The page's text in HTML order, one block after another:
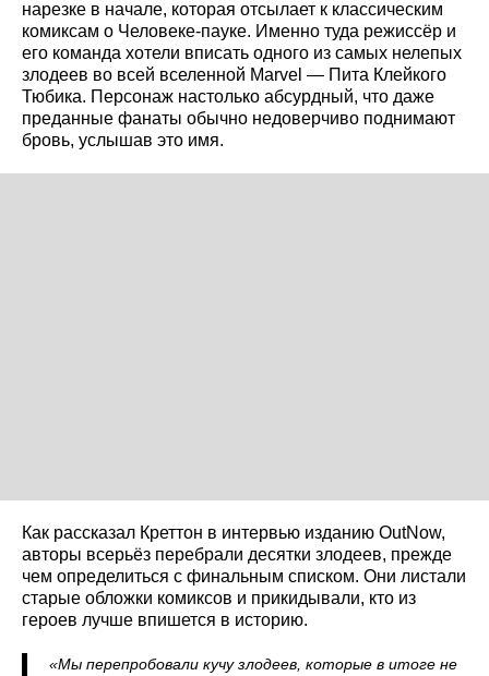
нарезке в начале, которая отсылает к классическим
комиксам о Человеке-пауке. Именно туда режиссёр и
его команда хотели вписать одного из самых нелепых
злодеев во всей вселенной Marvel — Пита Клейкого
Тюбика. Персонаж настолько абсурдный, что даже
преданные фанаты обычно недоверчиво поднимают
бровь, услышав это имя.
Как рассказал Креттон в интервью изданию OutNow,
авторы всерьёз перебрали десятки злодеев, прежде
чем определиться с финальным списком. Они листали
старые обложки комиксов и прикидывали, кто из
героев лучше впишется в историю.
«Мы перепробовали кучу злодеев, которые в итоге не